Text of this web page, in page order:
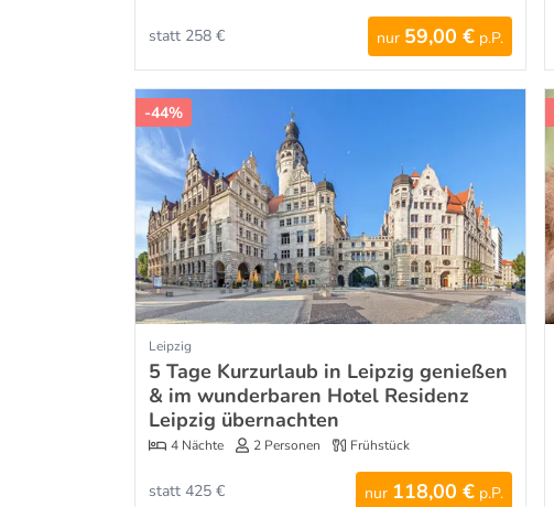
nur 59,00 € p.P.
statt 258 €
-44%
Leipzig
5 Tage Kurzurlaub in Leipzig genießen
& im wunderbaren Hotel Residenz
Leipzig übernachten
4 Nächte 2 Personen Frühstück
nur 118,00 € p.P.
statt 425 €